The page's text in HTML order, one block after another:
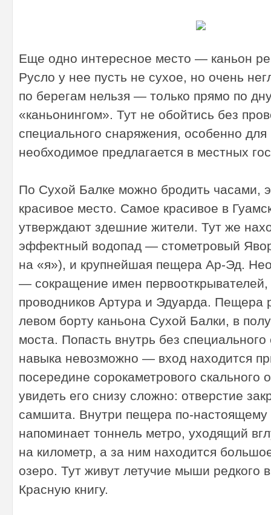
Еще одно интересное место — каньон
Русло у нее пусть не сухое, но очень
по берегам нельзя — только прямо по
«каньонингом». Тут не обойтись без
специального снаряжения, особенно для
необходимое предлагается в местных
По Сухой Балке можно бродить часами,
красивое место. Самое красивое в
утверждают здешние жители. Тут же
эффектный водопад — стометровый
на «я»), и крупнейшая пещера Ар-Эд.
— сокращение имен
проводников Артура и Эдуарда. Пещера
левом борту каньона Сухой Балки, в
моста. Попасть внутрь без
навыка невозможно — вход находится
посередине сорокаметрового скального
увидеть его снизу сложно: отверстие
самшита. Внутри пещера по-настоящему
напоминает тоннель метро, уходящий
на километр, а за ним находится
озеро. Тут живут летучие мыши редкого
Красную книгу.